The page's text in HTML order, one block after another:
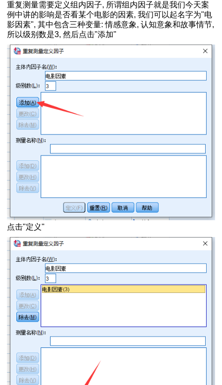
是否相关
度的度量
分析
）怎么看
据
问卷研究
其用法
方法用法
的属性
分析
重复测量需要定义组内因子, 所谓组内因子就是我们今天案
例中讲的影响是否看某个电影的因素, 我们可以起名字为"电
影因素", 其中包含三种变量: 情感意象, 认知意象和故事情节,
所以级别数是3, 然后点击"添加"
点击"定义"